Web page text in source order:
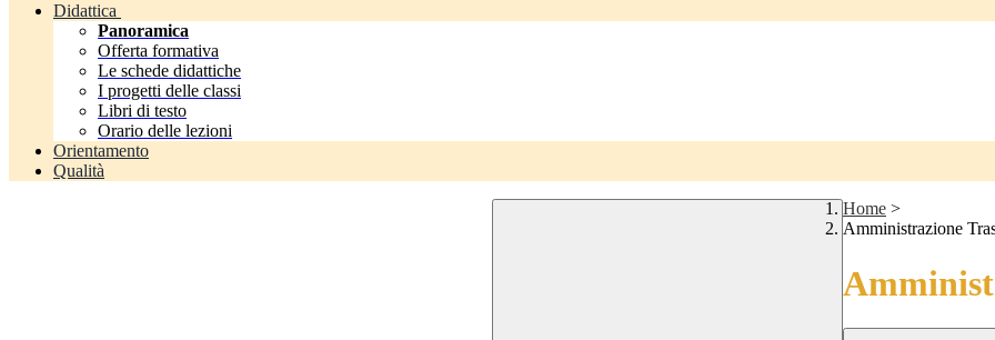
Didattica
Panoramica
Offerta formativa
Le schede didattiche
I progetti delle classi
Libri di testo
Orario delle lezioni
Orientamento
Qualità
Home >
Amministrazione